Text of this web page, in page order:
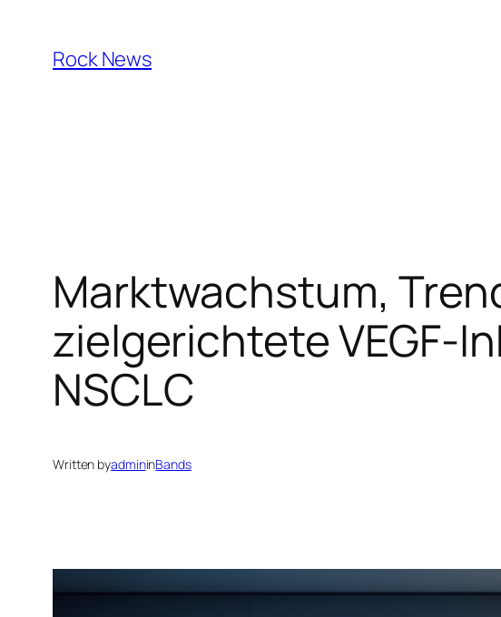
content
Rock News
Marktwachstum,
zielgerichtete VEGF-
NSCLC
Written byadmininBands